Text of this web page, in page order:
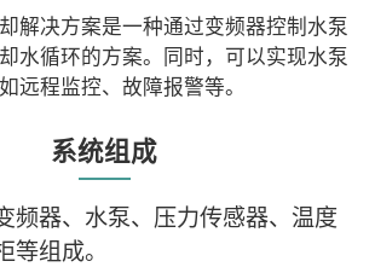
解决方案是一种通过变频器控制水泵
水循环的方案。同时，可以实现水泵
远程监控、故障报警等。
系统组成
频器、水泵、压力传感器、温度
等组成。